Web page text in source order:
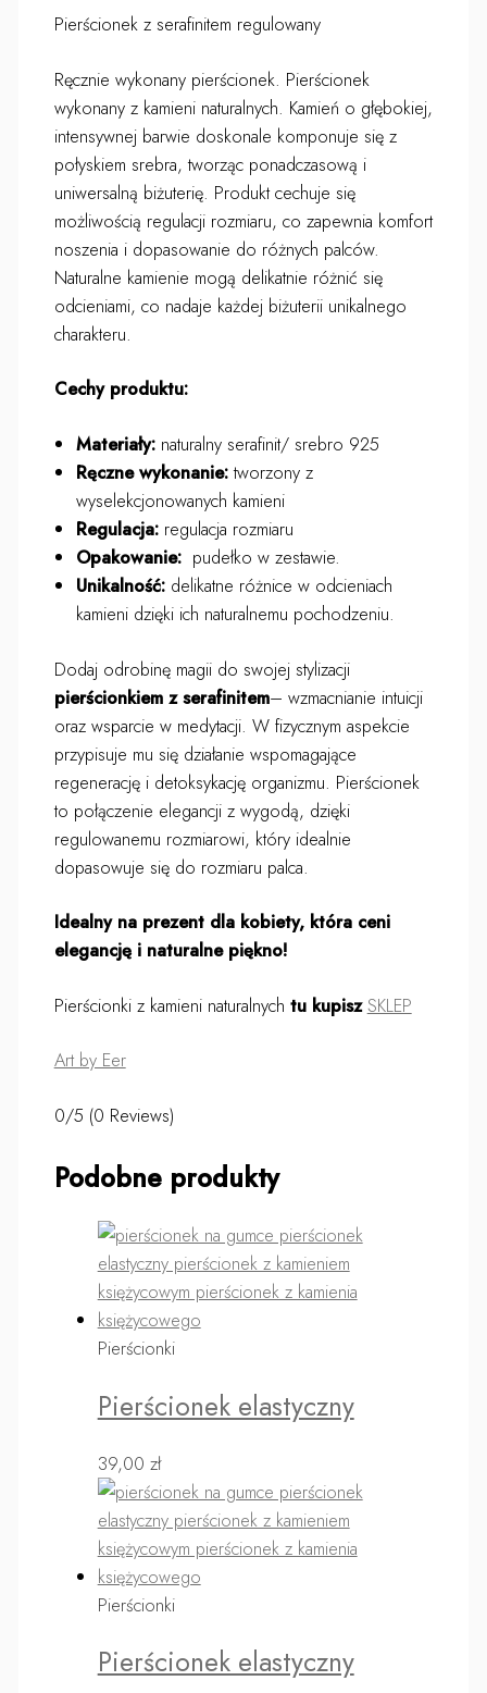
Pierścionek z serafinitem regulowany
Ręcznie wykonany pierścionek. Pierścionek
wykonany z kamieni naturalnych. Kamień o głębokiej,
intensywnej barwie doskonale komponuje się z
połyskiem srebra, tworząc ponadczasową i
uniwersalną biżuterię. Produkt cechuje się
możliwością regulacji rozmiaru, co zapewnia komfort
noszenia i dopasowanie do różnych palców.
Naturalne kamienie mogą delikatnie różnić się
odcieniami, co nadaje każdej biżuterii unikalnego
charakteru.
Cechy produktu:
Materiały:naturalny serafinit/ srebro 925
Ręczne wykonanie:tworzony z
wyselekcjonowanych kamieni
Regulacja:regulacja rozmiaru
Opakowanie:pudełko w zestawie.
Unikalność:delikatne różnice w odcieniach
kamieni dzięki ich naturalnemu pochodzeniu.
Dodaj odrobinę magii do swojej stylizacji
pierścionkiem z serafinitem– wzmacnianie intuicji
oraz wsparcie w medytacji. W fizycznym aspekcie
przypisuje mu się działanie wspomagające
regenerację i detoksykację organizmu. Pierścionek
to połączenie elegancji z wygodą, dzięki
regulowanemu rozmiarowi, który idealnie
dopasowuje się do rozmiaru palca.
Idealny na prezent dla kobiety, która ceni
elegancję i naturalne piękno!
Pierścionki z kamieni naturalnych tu kupisz SKLEP
Art by Eer
0/5 (0 Reviews)
Podobne produkty
Pierścionki
Pierścionek elastyczny
39,00 zł
Pierścionki
Pierścionek elastyczny